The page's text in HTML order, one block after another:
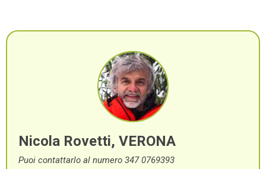
Nicola Rovetti, VERONA
Puoi contattarlo al numero 347 0769393